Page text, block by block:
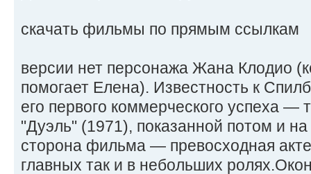
скачать фильмы по прямым ссылкам
версии нет персонажа Жана Клодио
помогает Елена). Известность к
его первого коммерческого успеха —
"Дуэль" (1971), показанной потом и
сторона фильма — превосходная
главных так и в небольших